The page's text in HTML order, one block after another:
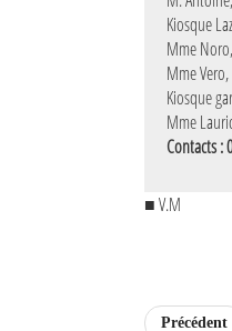
Kiosque
Mme
Mme
Kiosque
Mme
Contacts :
■ V.M
Précédent